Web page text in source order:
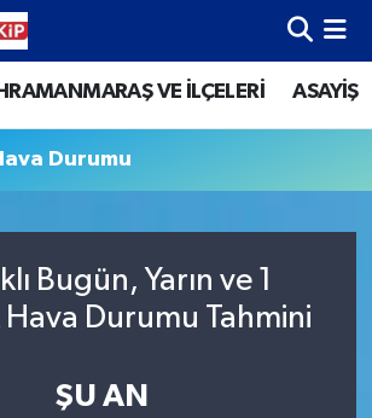
VE İLÇELERİ ASAYİŞ
Durumu
Bugün, Yarın ve 1
Hava Durumu Tahmini
ŞU AN
Nöbetçi Eczaneler
Hava Durumu
Trafik Yoğunluk Haritası